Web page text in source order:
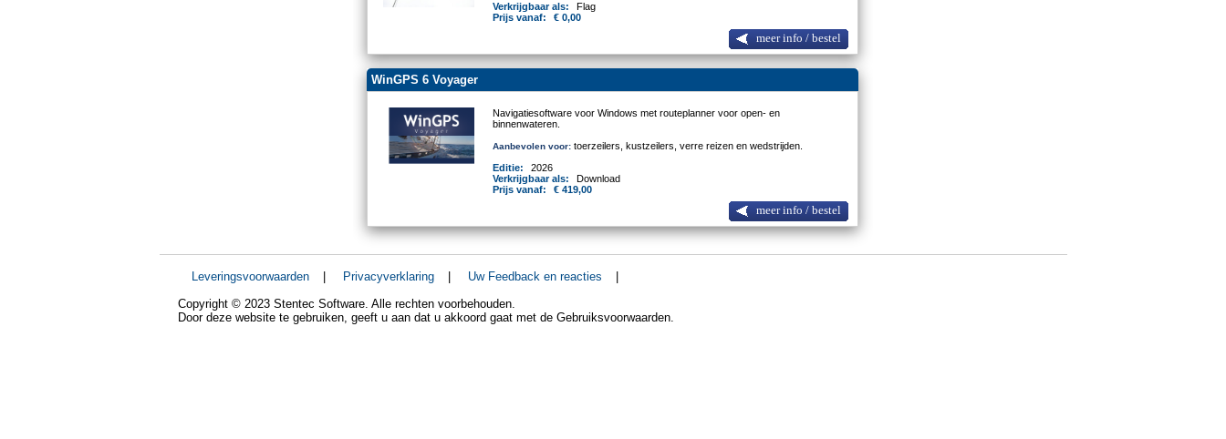
Verkrijgbaar als:
Flag
Prijs vanaf:
€ 0,00
meer info / bestel
WinGPS 6 Voyager
Navigatiesoftware voor Windows met routeplanner voor open- en
binnenwateren.
Aanbevolen voor: toerzeilers, kustzeilers, verre reizen en wedstrijden.
Editie:
2026
Verkrijgbaar als:
Download
Prijs vanaf:
€ 419,00
meer info / bestel
Leveringsvoorwaarden | Privacyverklaring | Uw Feedback en reacties
|
Copyright © 2023 Stentec Software. Alle rechten voorbehouden.
Door deze website te gebruiken, geeft u aan dat u akkoord gaat met de Gebruiksvoorwaarden.